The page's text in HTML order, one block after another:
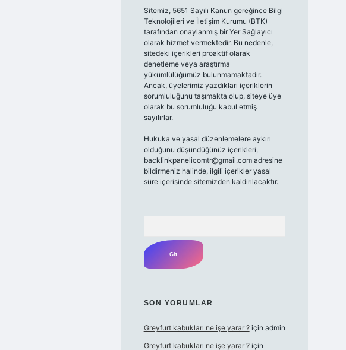
Sitemiz, 5651 Sayılı Kanun gereğince Bilgi
Teknolojileri ve İletişim Kurumu (BTK)
tarafından onaylanmış bir Yer Sağlayıcı
olarak hizmet vermektedir. Bu nedenle,
sitedeki içerikleri proaktif olarak
denetleme veya araştırma
yükümlülüğümüz bulunmamaktadır.
Ancak, üyelerimiz yazdıkları içeriklerin
sorumluluğunu taşımakta olup, siteye üye
olarak bu sorumluluğu kabul etmiş
sayılırlar.
Hukuka ve yasal düzenlemelere aykırı
olduğunu düşündüğünüz içerikleri,
backlinkpanelicomtr@gmail.comadresine
bildirmeniz halinde, ilgili içerikler yasal
süre içerisinde sitemizden kaldırılacaktır.
SON YORUMLAR
Greyfurt kabukları ne işe yarar ?için admin
Greyfurt kabukları ne işe yarar ?için